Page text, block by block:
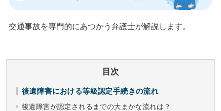
交通事故を専門的にあつかう弁護士が解説します。
目次
後遺障害における等級認定手続きの流れ
後遺障害が認定されるまでの大まかな流れは？